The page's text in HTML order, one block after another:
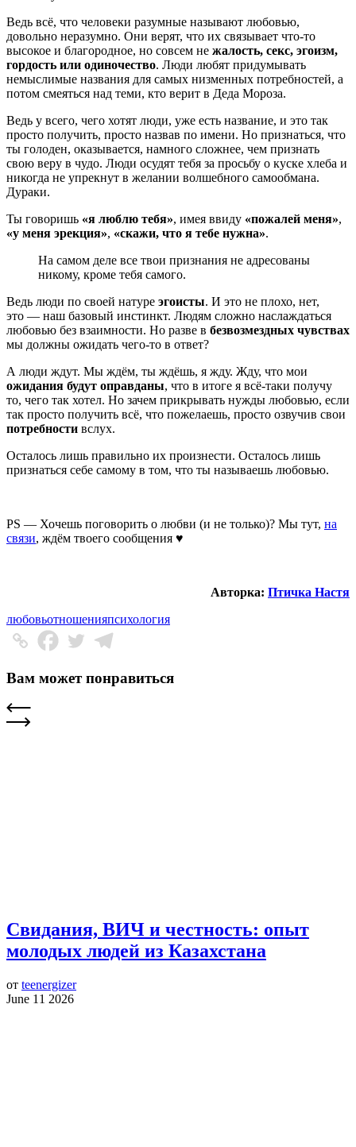
Ведь всё, что человеки разумные называют любовью,
довольно неразумно. Они верят, что их связывает что-то
высокое и благородное, но совсем не жалость, секс, эгоизм,
гордость или одиночество. Люди любят придумывать
немыслимые названия для самых низменных потребностей, а
потом смеяться над теми, кто верит в Деда Мороза.
Ведь у всего, чего хотят люди, уже есть название, и это так
просто получить, просто назвав по имени. Но признаться, что
ты голоден, оказывается, намного сложнее, чем признать
свою веру в чудо. Люди осудят тебя за просьбу о куске хлеба и
никогда не упрекнут в желании волшебного самообмана.
Дураки.
Ты говоришь «я люблю тебя», имея ввиду «пожалей меня»,
«у меня эрекция», «скажи, что я тебе нужна».
На самом деле все твои признания не адресованы
никому, кроме тебя самого.
Ведь люди по своей натуре эгоисты. И это не плохо, нет,
это — наш базовый инстинкт. Людям сложно наслаждаться
любовью без взаимности. Но разве в безвозмездных чувствах
мы должны ожидать чего-то в ответ?
А люди ждут. Мы ждём, ты ждёшь, я жду. Жду, что мои
ожидания будут оправданы, что в итоге я всё-таки получу
то, чего так хотел. Но зачем прикрывать нужды любовью, если
так просто получить всё, что пожелаешь, просто озвучив свои
потребности вслух.
Осталось лишь правильно их произнести. Осталось лишь
признаться себе самому в том, что ты называешь любовью.
PS — Хочешь поговорить о любви (и не только)? Мы тут, на
связи, ждём твоего сообщения ♥
Авторка: Птичка Настя
любовьотношенияпсихология
Вам может понравиться
Свидания, ВИЧ и честность: опыт
молодых людей из Казахстана
от teenergizer
June 11 2026